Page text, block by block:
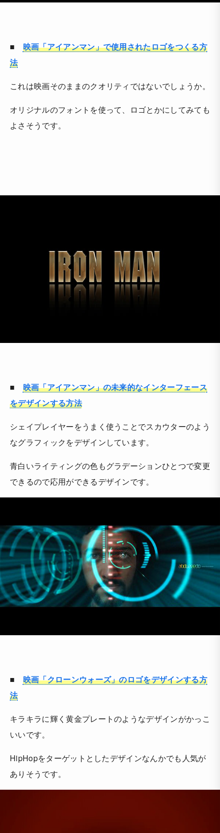
■ 映画「アイアンマン」で使用されたロゴをつくる方
法
これは映画そのままのクオリティではないでしょうか。
オリジナルのフォントを使って、ロゴとかにしてみても
よさそうです。
■ 映画「アイアンマン」の未来的なインターフェース
をデザインする方法
シェイプレイヤーをうまく使うことでスカウターのよう
なグラフィックをデザインしています。
青白いライティングの色もグラデーションひとつで変更
できるので応用ができるデザインです。
■ 映画「クローンウォーズ」のロゴをデザインする方
法
キラキラに輝く黄金プレートのようなデザインがかっこ
いいです。
HipHopをターゲットとしたデザインなんかでも人気が
ありそうです。